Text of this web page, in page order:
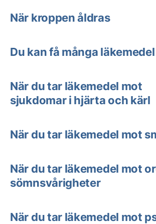
När kroppen åldras
Du kan få många läkemedel
När du tar läkemedel mot
sjukdomar i hjärta och kärl
När du tar läkemedel mot
När du tar läkemedel mot
sömnsvårigheter
När du tar läkemedel mot